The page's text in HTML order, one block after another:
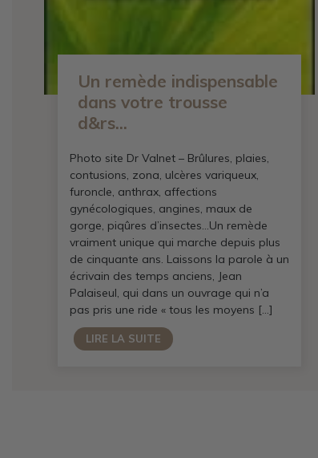
Un remède indispensable
dans votre trousse
d&rs...
Photo site Dr Valnet – Brûlures, plaies,
contusions, zona, ulcères variqueux,
furoncle, anthrax, affections
gynécologiques, angines, maux de
gorge, piqûres d’insectes…Un remède
vraiment unique qui marche depuis plus
de cinquante ans. Laissons la parole à un
écrivain des temps anciens, Jean
Palaiseul, qui dans un ouvrage qui n’a
pas pris une ride « tous les moyens […]
LIRE LA SUITE